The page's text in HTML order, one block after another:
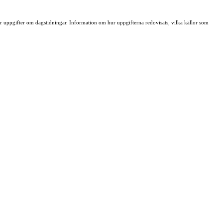
uppgifter om dagstidningar. Information om hur uppgifterna redovisats, vilka källor som